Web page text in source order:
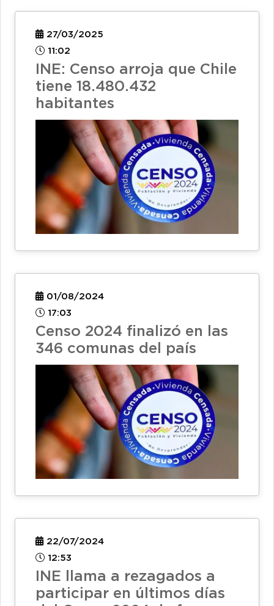
27/03/2025
11:02
INE: Censo arroja que Chile
tiene 18.480.432
habitantes
01/08/2024
17:03
Censo 2024 finalizó en las
346 comunas del país
22/07/2024
12:53
INE llama a rezagados a
participar en últimos días